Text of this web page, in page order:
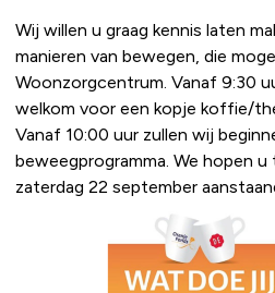
Wij willen u graag kennis laten
manieren van bewegen, die
Woonzorgcentrum. Vanaf 9:30
welkom voor een kopje koffie/
Vanaf 10:00 uur zullen wij
beweegprogramma. We hopen
zaterdag 22 september